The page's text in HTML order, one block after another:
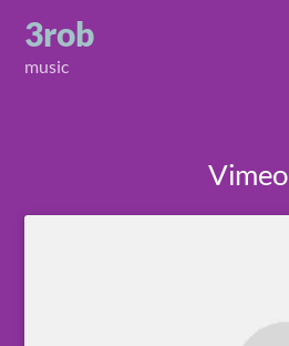
content
3rob
music
Vimeo